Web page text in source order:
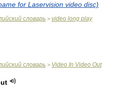
for Laservision video disc)
словарь > video long play
словарь > Video In Video Out